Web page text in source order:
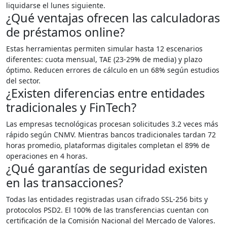
liquidarse el lunes siguiente.
¿Qué ventajas ofrecen las calculadoras
de préstamos online?
Estas herramientas permiten simular hasta 12 escenarios
diferentes: cuota mensual, TAE (23-29% de media) y plazo
óptimo. Reducen errores de cálculo en un 68% según estudios
del sector.
¿Existen diferencias entre entidades
tradicionales y FinTech?
Las empresas tecnológicas procesan solicitudes 3.2 veces más
rápido según CNMV. Mientras bancos tradicionales tardan 72
horas promedio, plataformas digitales completan el 89% de
operaciones en 4 horas.
¿Qué garantías de seguridad existen
en las transacciones?
Todas las entidades registradas usan cifrado SSL-256 bits y
protocolos PSD2. El 100% de las transferencias cuentan con
certificación de la Comisión Nacional del Mercado de Valores.